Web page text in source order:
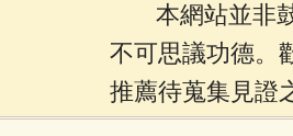
本網站並非鼓
不可思議功德。
推薦待蒐集見證